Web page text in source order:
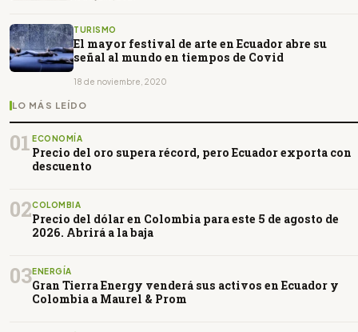
TURISMO
El mayor festival de arte en Ecuador abre su
señal al mundo en tiempos de Covid
18 de noviembre, 2020
LO MÁS LEÍDO
01 ECONOMÍA
Precio del oro supera récord, pero Ecuador exporta con
descuento
02COLOMBIA
Precio del dólar en Colombia para este 5 de agosto de
2026. Abrirá a la baja
03ENERGÍA
Gran Tierra Energy venderá sus activos en Ecuador y
Colombia a Maurel & Prom